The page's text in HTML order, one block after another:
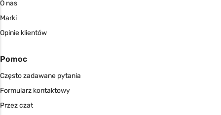
O nas
Marki
Opinie klientów
Pomoc
Często zadawane pytania
Formularz kontaktowy
Przez czat